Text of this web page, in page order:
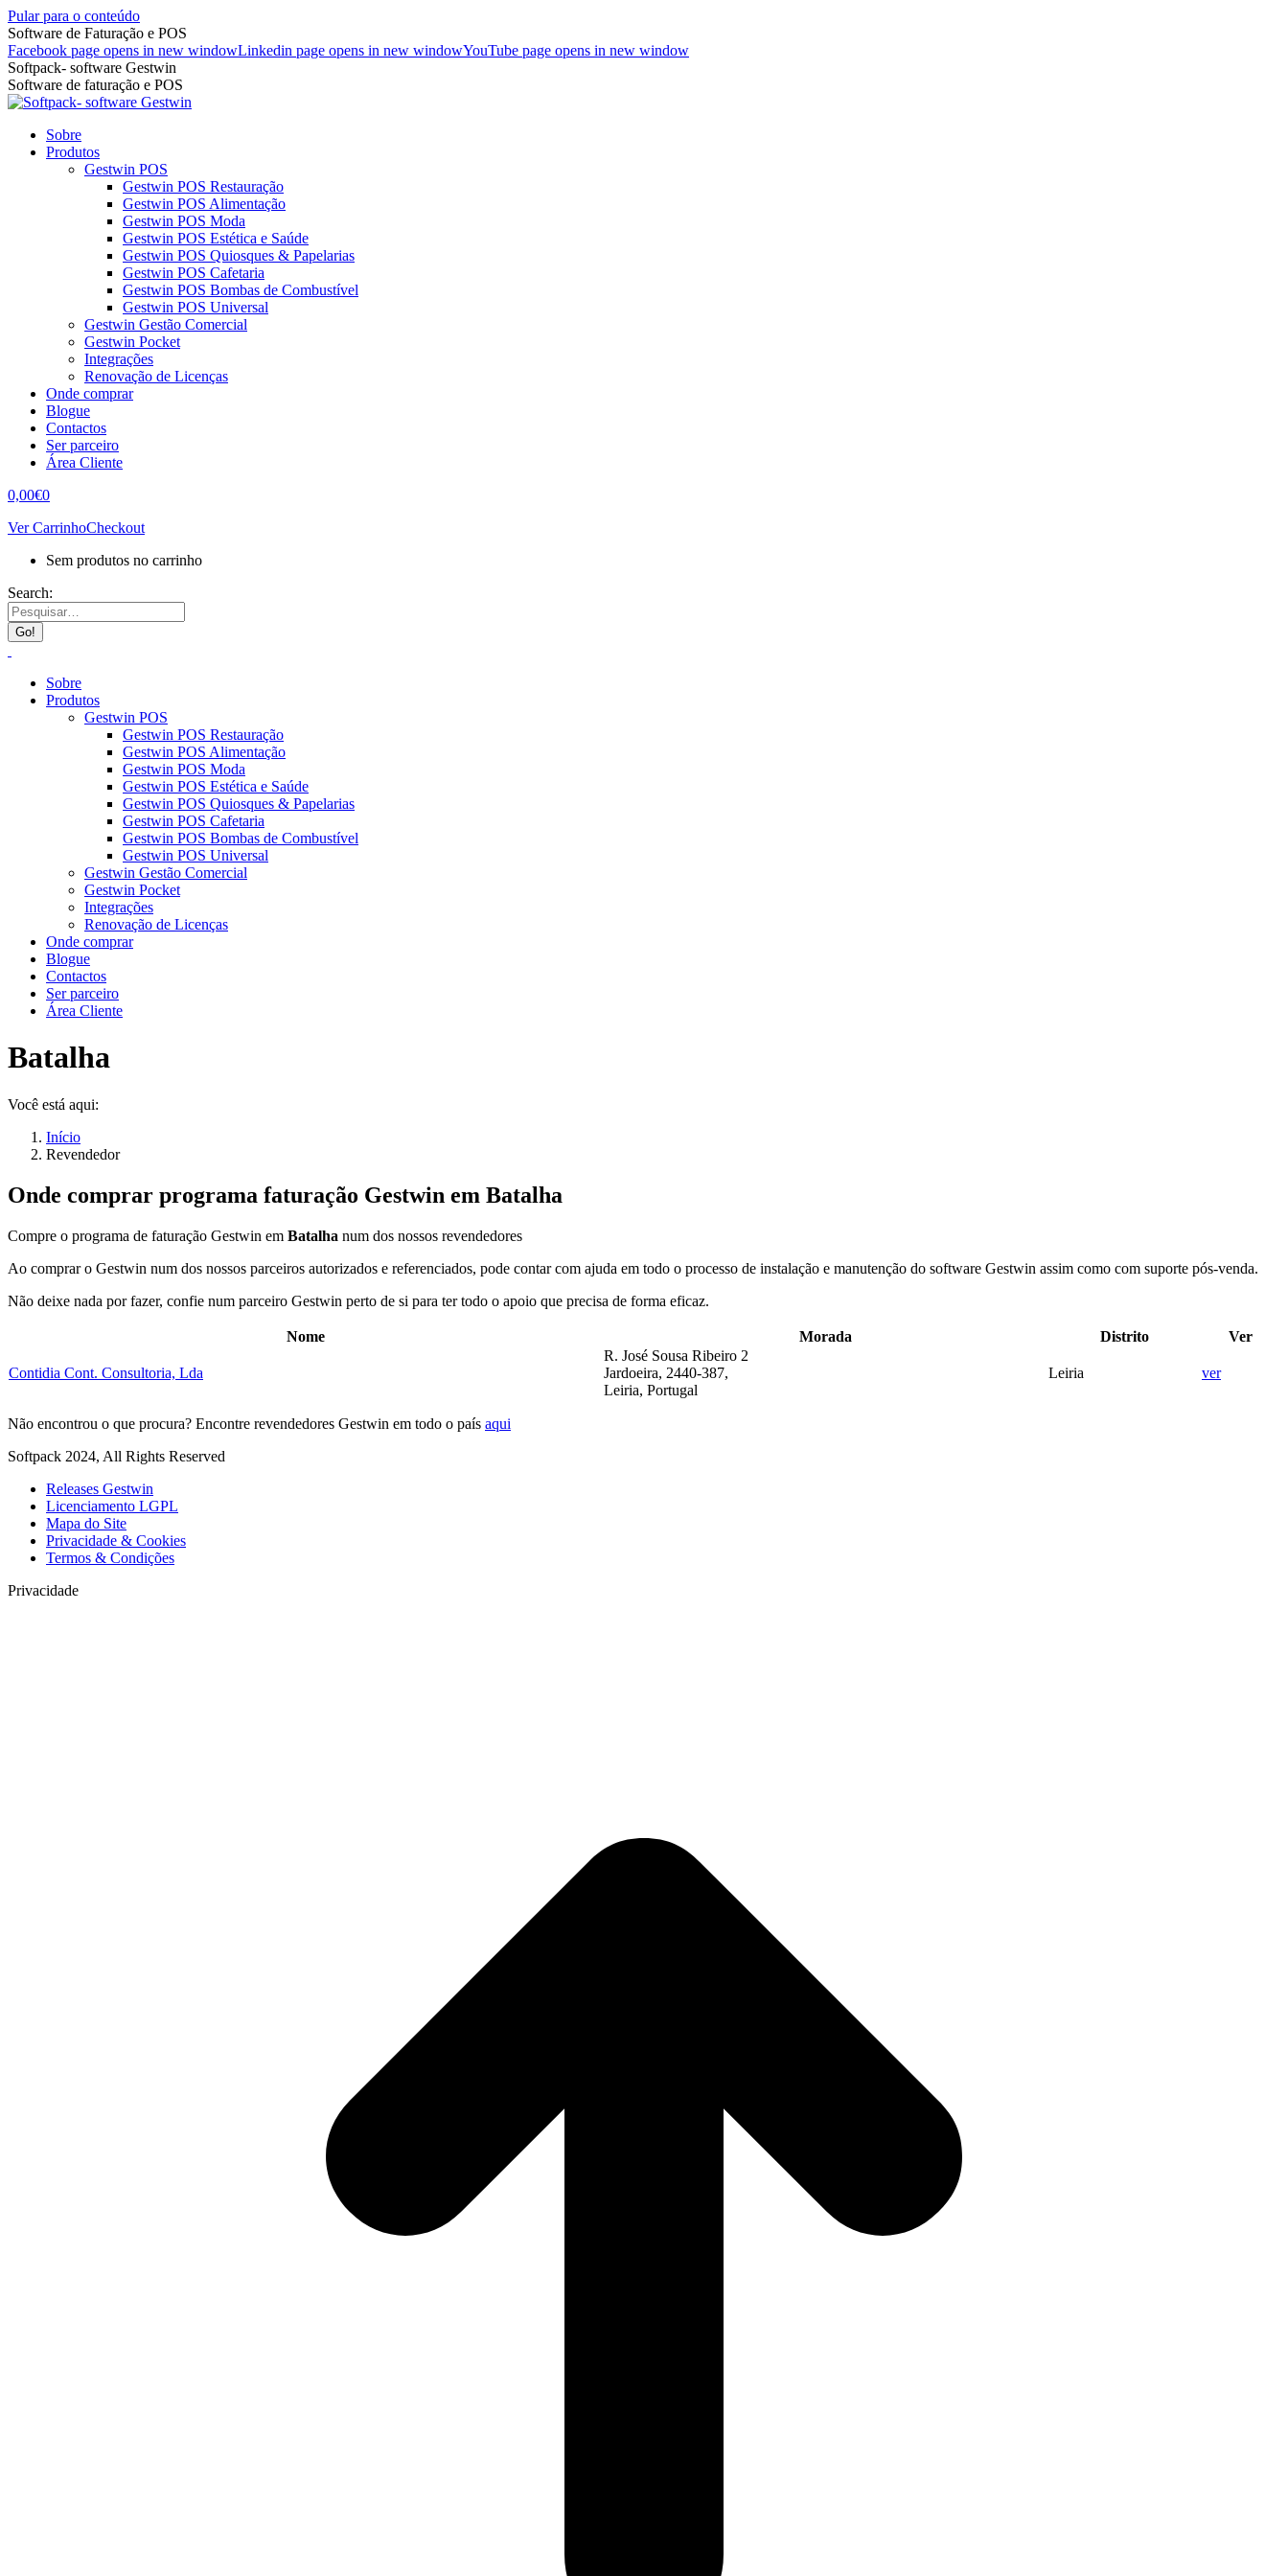
Pular para o conteúdo
Software de Faturação e POS
Facebook page opens in new windowLinkedin page opens in new windowYouTube page opens in new window
Softpack- software Gestwin
Software de faturação e POS
Sobre
Produtos
Gestwin POS
Gestwin POS Restauração
Gestwin POS Alimentação
Gestwin POS Moda
Gestwin POS Estética e Saúde
Gestwin POS Quiosques & Papelarias
Gestwin POS Cafetaria
Gestwin POS Bombas de Combustível
Gestwin POS Universal
Gestwin Gestão Comercial
Gestwin Pocket
Integrações
Renovação de Licenças
Onde comprar
Blogue
Contactos
Ser parceiro
Área Cliente
0,00€0
Ver CarrinhoCheckout
Sem produtos no carrinho
Search:
Sobre
Produtos
Gestwin POS
Gestwin POS Restauração
Gestwin POS Alimentação
Gestwin POS Moda
Gestwin POS Estética e Saúde
Gestwin POS Quiosques & Papelarias
Gestwin POS Cafetaria
Gestwin POS Bombas de Combustível
Gestwin POS Universal
Gestwin Gestão Comercial
Gestwin Pocket
Integrações
Renovação de Licenças
Onde comprar
Blogue
Contactos
Ser parceiro
Área Cliente
Batalha
Você está aqui:
Início
Revendedor
Onde comprar programa faturação Gestwin em Batalha
Compre o programa de faturação Gestwin em Batalha num dos nossos revendedores
Ao comprar o Gestwin num dos nossos parceiros autorizados e referenciados, pode contar com ajuda em todo o processo de instalação e manutenção do software Gestwin assim como com suporte pós-venda.
Não deixe nada por fazer, confie num parceiro Gestwin perto de si para ter todo o apoio que precisa de forma eficaz.
Nome Morada Distrito Ver
Contidia Cont. Consultoria, Lda
R. José Sousa Ribeiro 2
Jardoeira, 2440-387,
Leiria, Portugal
Leiria ver
Não encontrou o que procura? Encontre revendedores Gestwin em todo o país aqui
Softpack 2024, All Rights Reserved
Releases Gestwin
Licenciamento LGPL
Mapa do Site
Privacidade & Cookies
Termos & Condições
Privacidade